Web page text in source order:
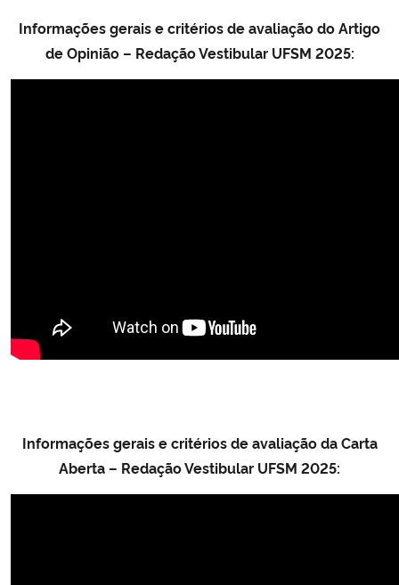
Informações gerais e critérios de avaliação do Artigo
de Opinião – Redação Vestibular UFSM 2025:
Informações gerais e critérios de avaliação da Carta
Aberta – Redação Vestibular UFSM 2025: